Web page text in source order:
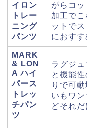
イロン
トレー
ニング
パンツ
がらコ
加工でこ
ットで
におすす
MARK
& LON
A ハイ
パース
トレッ
チパン
ツ
ラグジ
と機能
りで可
いもワ
どそれだ